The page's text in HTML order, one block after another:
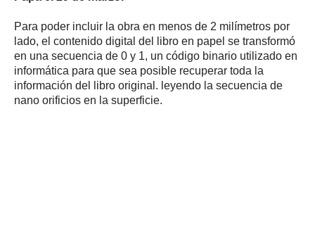
Para poder incluir la obra en menos de 2 milímetros por
lado, el contenido digital del libro en papel se transformó
en una secuencia de 0 y 1, un código binario utilizado en
informática para que sea posible recuperar toda la
información del libro original. leyendo la secuencia de
nano orificios en la superficie.